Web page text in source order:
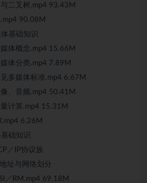
二叉树.mp4 93.43M
90.08M
基础知识
体概念.mp4 15.66M
体分类.mp4 7.89M
多媒体标准.mp4 6.67M
、音频.mp4 50.41M
计算.mp4 15.31M
6.26M
础知识
／IP协议族
址与网络划分
／RM.mp4 69.18M